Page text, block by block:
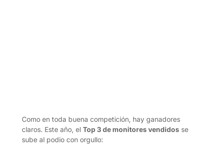
Como en toda buena competición, hay ganadores
claros. Este año, el Top 3 de monitores vendidosse
sube al podio con orgullo: